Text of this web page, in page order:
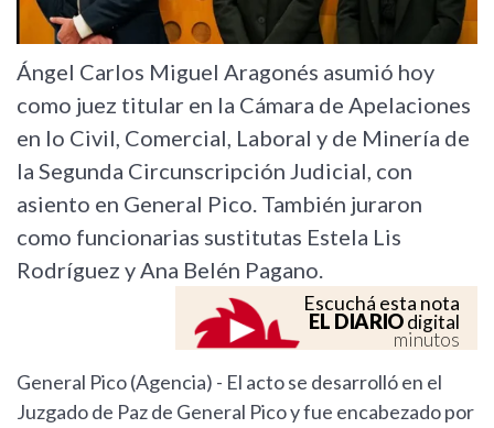
Ángel Carlos Miguel Aragonés asumió hoy
como juez titular en la Cámara de Apelaciones
en lo Civil, Comercial, Laboral y de Minería de
la Segunda Circunscripción Judicial, con
asiento en General Pico. También juraron
como funcionarias sustitutas Estela Lis
Rodríguez y Ana Belén Pagano.
Escuchá esta nota
EL DIARIOdigital
minutos
General Pico (Agencia) - El acto se desarrolló en el
Juzgado de Paz de General Pico y fue encabezado por